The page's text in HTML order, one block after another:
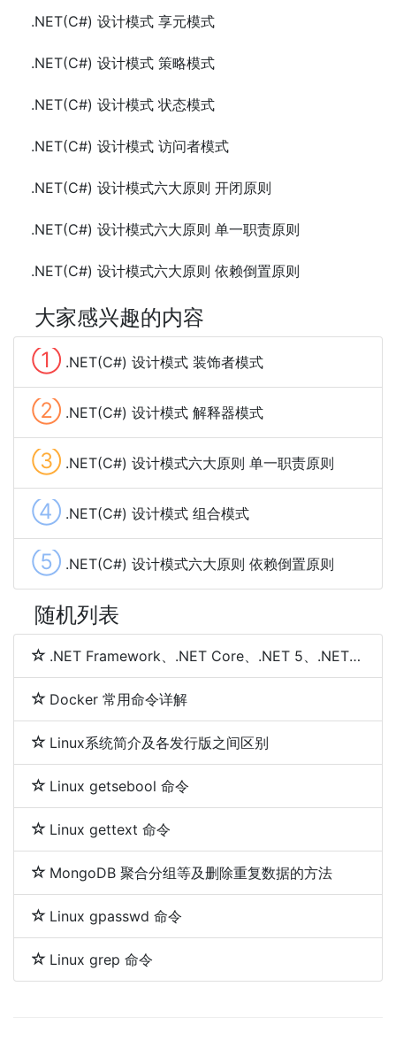
.NET(C#) 设计模式 享元模式
.NET(C#) 设计模式 策略模式
.NET(C#) 设计模式 状态模式
.NET(C#) 设计模式 访问者模式
.NET(C#) 设计模式六大原则 开闭原则
.NET(C#) 设计模式六大原则 单一职责原则
.NET(C#) 设计模式六大原则 依赖倒置原则
大家感兴趣的内容
① .NET(C#) 设计模式 装饰者模式
② .NET(C#) 设计模式 解释器模式
③ .NET(C#) 设计模式六大原则 单一职责原则
④ .NET(C#) 设计模式 组合模式
⑤ .NET(C#) 设计模式六大原则 依赖倒置原则
随机列表
.NET Framework、.NET Core、.NET 5、.NET 6和.NET 7 简介及区别
Docker 常用命令详解
Linux系统简介及各发行版之间区别
Linux getsebool 命令
Linux gettext 命令
MongoDB 聚合分组等及删除重复数据的方法
Linux gpasswd 命令
Linux grep 命令